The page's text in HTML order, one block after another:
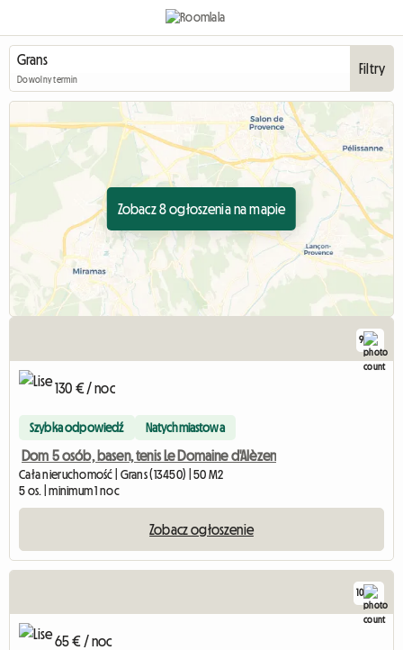
Dowolny termin
Filtry
Zobacz 8 ogłoszenia na mapie
9
130 € / noc
Szybka odpowiedź Natychmiastowa
Dom 5 osób, basen, tenis Le Domaine d'Alèzen
Cała nieruchomość | Grans (13450) | 50 M2
5 os. | minimum 1 noc
Zobacz ogłoszenie
10
65 € / noc